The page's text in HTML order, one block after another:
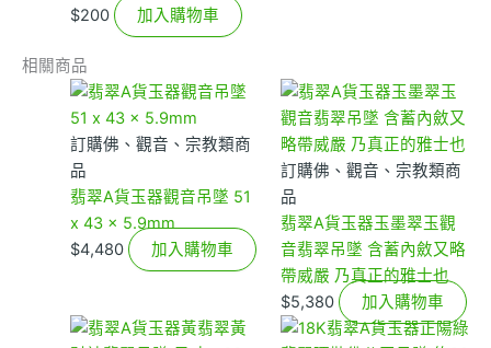
$200 加入購物車
相關商品
訂購佛、觀音、宗教類商
品
翡翠A貨玉器觀音吊墜 51
x 43 x 5.9mm
$4,480 加入購物車
訂購佛、觀音、宗教類商
品
翡翠A貨玉器玉墨翠玉觀
音翡翠吊墜 含蓄內斂又略
帶威嚴 乃真正的雅士也
$5,380 加入購物車